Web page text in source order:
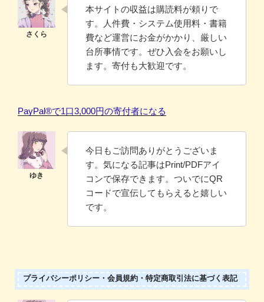
本サイトの収益は購読料が頼りで
す。人件費・システム使用料・書籍
費など運営にお金がかかり、厳しい
台所事情です。ぜひ入会をお願いし
ます。寄付も大歓迎です。
PayPal®️で1口3,000円の寄付者になる
今日もご訪問ありがとうございま
す。気になる記事はPrint/PDFアイ
コンで保存できます。ついでにQR
コードで宣伝してもらえると嬉しい
です。
プライバシーポリシー・会員規約・特定商取引法に基づく表記